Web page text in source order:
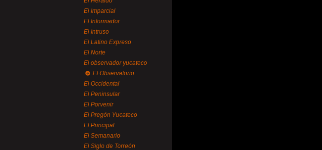
El Imparcial
El Informador
El Intruso
El Latino Expreso
El Norte
El observador yucateco
El Observatorio
El Occidental
El Peninsular
El Porvenir
El Pregón Yucateco
El Principal
El Semanario
El Siglo de Torreón